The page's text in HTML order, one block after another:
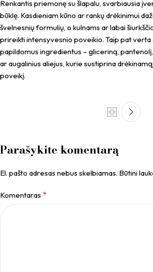
Renkantis priemonę su šlapalu, svarbiausia
būklę. Kasdieniam kūno ar rankų drėkinimui
švelnesnių formulių, o kulnams ar labai
prireikti intensyvesnio poveikio. Taip pat
papildomus ingredientus – gliceriną,
ar augalinius aliejus, kurie sustiprina
poveikį.
Parašykite komentarą
El. pašto adresas nebus skelbiamas. Būtini
Komentaras *